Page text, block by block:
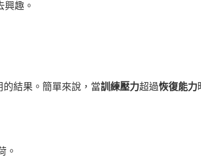
趣。
結果。簡單來說，當訓練壓力超過恢復能力
。